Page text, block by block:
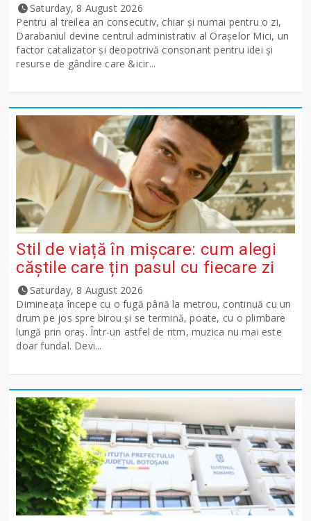
Saturday, 8 August 2026
Pentru al treilea an consecutiv, chiar și numai pentru o zi,
Darabaniul devine centrul administrativ al Orașelor Mici, un
factor catalizator și deopotrivă consonant pentru idei și
resurse de gândire care &icir...
Stil de viață în mișcare: cum alegi
căștile care țin pasul cu fiecare zi
Saturday, 8 August 2026
Dimineața începe cu o fugă până la metrou, continuă cu un
drum pe jos spre birou și se termină, poate, cu o plimbare
lungă prin oraș. Într-un astfel de ritm, muzica nu mai este
doar fundal. Devi...